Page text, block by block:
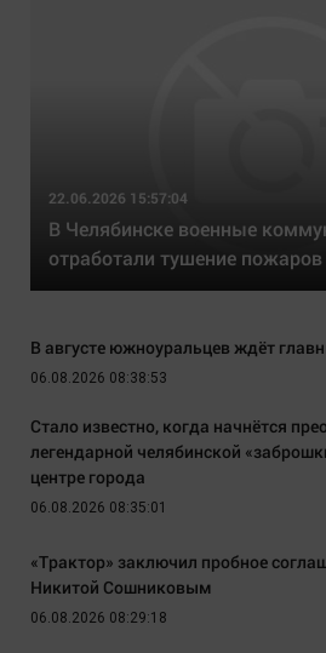
22.06.2026 15:57:04
В Челябинске военные
отработали тушение пожаров
В августе южноуральцев ждёт
06.08.2026 08:38:53
Стало известно, когда начнётся
легендарной челябинской
центре города
06.08.2026 08:35:01
«Трактор» заключил пробное
Никитой Сошниковым
06.08.2026 08:29:18